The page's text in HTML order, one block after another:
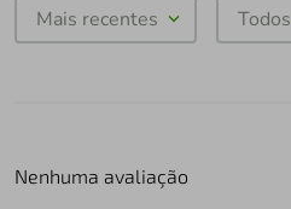
Mais recentes Todos
Nenhuma avaliação